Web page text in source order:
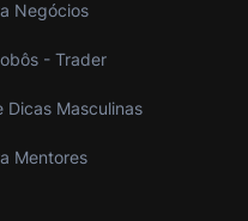
Negócios
- Trader
Dicas Masculinas
Mentores